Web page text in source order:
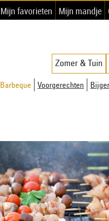
Mijn favorieten Mijn mandje
Zomer & Tuin
Barbeque Voorgerechten